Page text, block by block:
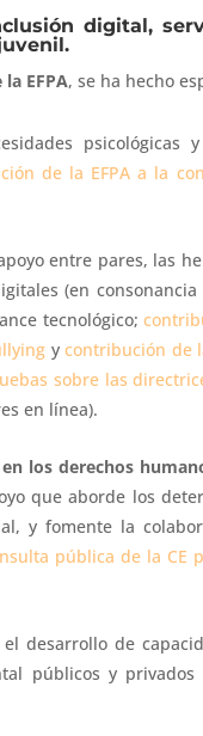
digital,
EFPA, se ha hecho
psicológicas
de la EFPA a la
entre pares, las
(en consonancia
tecnológico;
ycontribución de
sobre las
en línea).
los derechos
que aborde los
y fomente la
pública de la CE
desarrollo de
públicos y privados